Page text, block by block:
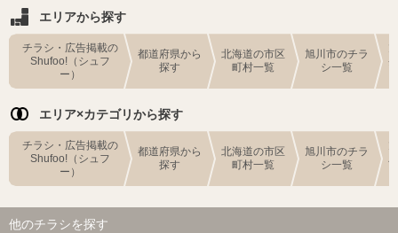
エリアから探す
チラシ・広告掲載の
Shufoo!（シュフ
ー）
都道府県から
探す
北海道の市区
町村一覧
旭川市のチラ
シ一覧
エリア×カテゴリから探す
チラシ・広告掲載の
Shufoo!（シュフ
ー）
都道府県から
探す
北海道の市区
町村一覧
旭川市のチラ
シ一覧
他のチラシを探す